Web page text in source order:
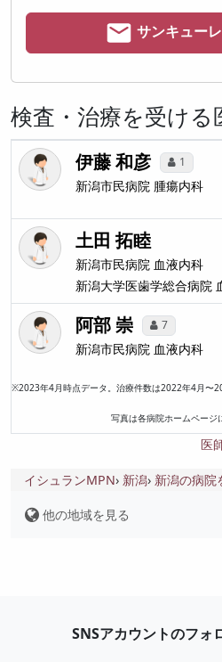
サンキュー
検査・治療を受ける
伊藤 和彦 1
新潟市民病院 腫瘍内科
土田 拓睦
新潟市民病院 血液内科
新潟大学医歯学総合病院
阿部 崇 7
新潟市民病院 血液内科
※2023年4月時点データ。治療件数は2022年4月〜
写真は各病院ホームページ
医
イシュランMPN 新潟 新潟の病院
他の地域を見る
SNSアカウントのフォ